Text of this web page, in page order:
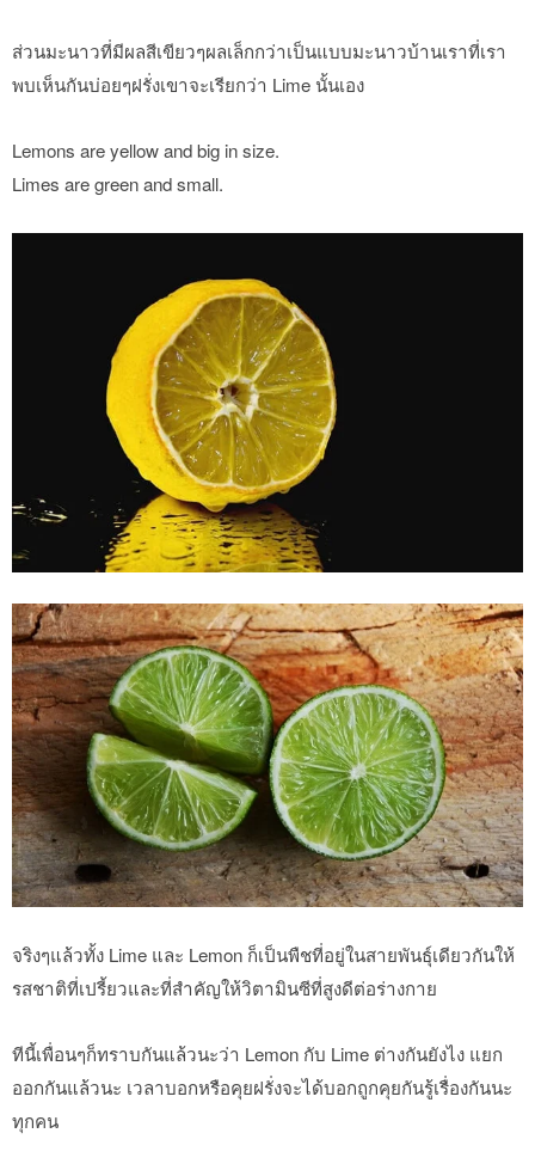
ส่วนมะนาวที่มีผลสีเขียวๆผลเล็กกว่าเป็นแบบมะนาวบ้านเราที่เรา
พบเห็นกันบ่อยๆฝรั่งเขาจะเรียกว่า Lime นั้นเอง
Lemons are yellow and big in size.
Limes are green and small.
จริงๆแล้วทั้ง Lime และ Lemon ก็เป็นพืชที่อยู่ในสายพันธุ์เดียวกันให้
รสชาติที่เปรี้ยวและที่สำคัญให้วิตามินซีที่สูงดีต่อร่างกาย
ทีนี้เพื่อนๆก็ทราบกันแล้วนะว่า Lemon กับ Lime ต่างกันยังไง แยก
ออกกันแล้วนะ เวลาบอกหรือคุยฝรั่งจะได้บอกถูกคุยกันรู้เรื่องกันนะ
ทุกคน